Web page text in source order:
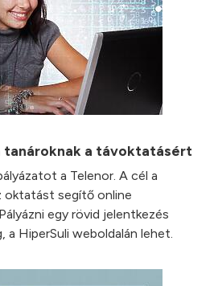
tanároknak a távoktatásért
a Telenor. A cél a
oktatást segítő online
egy rövid jelentkezés
a HiperSuli weboldalán lehet.